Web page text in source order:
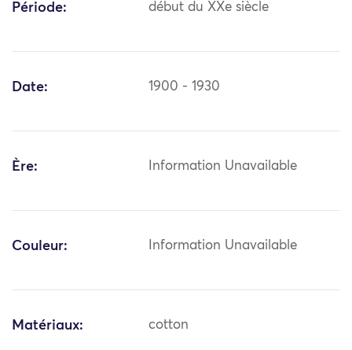
Période: début du XXe siècle
Date: 1900 - 1930
Ère: Information Unavailable
Couleur: Information Unavailable
Matériaux: cotton